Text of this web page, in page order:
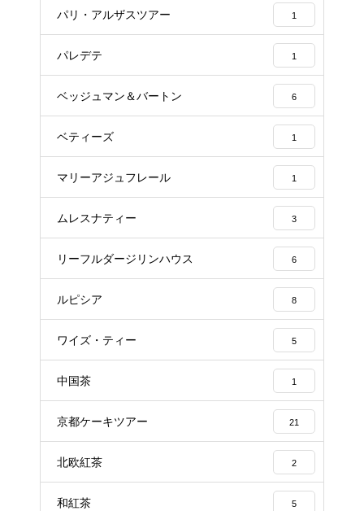
パリ・アルザスツアー 1
パレデテ 1
ベッジュマン＆バートン 6
ベティーズ 1
マリーアジュフレール 1
ムレスナティー 3
リーフルダージリンハウス 6
ルピシア 8
ワイズ・ティー 5
中国茶 1
京都ケーキツアー 21
北欧紅茶 2
和紅茶 5